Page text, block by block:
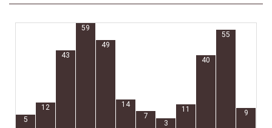
5
12
43
59
49
14
7
3
11
40
55
9